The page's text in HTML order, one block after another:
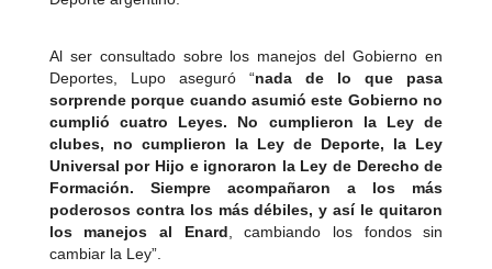
Al ser consultado sobre los manejos del Gobierno en
Deportes, Lupo aseguró “nada de lo que pasa
sorprende porque cuando asumió este Gobierno no
cumplió cuatro Leyes. No cumplieron la Ley de
clubes, no cumplieron la Ley de Deporte, la Ley
Universal por Hijo e ignoraron la Ley de Derecho de
Formación. Siempre acompañaron a los más
poderosos contra los más débiles, y así le quitaron
los manejos al Enard , cambiando los fondos sin
cambiar la Ley”.